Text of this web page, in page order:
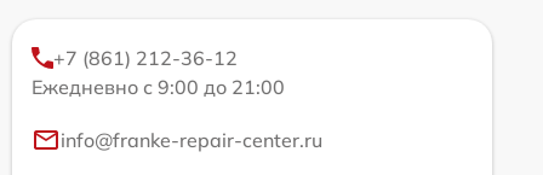
+7 (861) 212-36-12
Ежедневно с 9:00 до 21:00
info@franke-repair-center.ru